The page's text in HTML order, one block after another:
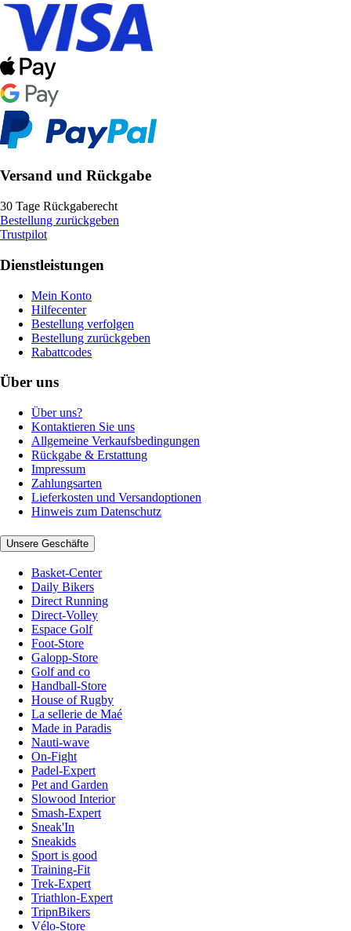
Versand und Rückgabe
30 Tage Rückgaberecht
Bestellung zurückgeben
Trustpilot
Dienstleistungen
Mein Konto
Hilfecenter
Bestellung verfolgen
Bestellung zurückgeben
Rabattcodes
Über uns
Über uns?
Kontaktieren Sie uns
Allgemeine Verkaufsbedingungen
Rückgabe & Erstattung
Impressum
Zahlungsarten
Lieferkosten und Versandoptionen
Hinweis zum Datenschutz
Unsere Geschäfte
Basket-Center
Daily Bikers
Direct Running
Direct-Volley
Espace Golf
Foot-Store
Galopp-Store
Golf and co
Handball-Store
House of Rugby
La sellerie de Maé
Made in Paradis
Nauti-wave
On-Fight
Padel-Expert
Pet and Garden
Slowood Interior
Smash-Expert
Sneak'In
Sneakids
Sport is good
Training-Fit
Trek-Expert
Triathlon-Expert
TripnBikers
Vélo-Store